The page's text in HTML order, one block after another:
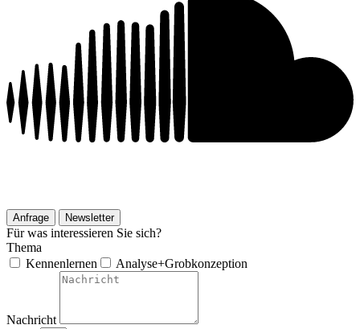
Anfrage Newsletter
Für was interessieren Sie sich?
Thema
Kennenlernen
Analyse+Grobkonzeption
Nachricht